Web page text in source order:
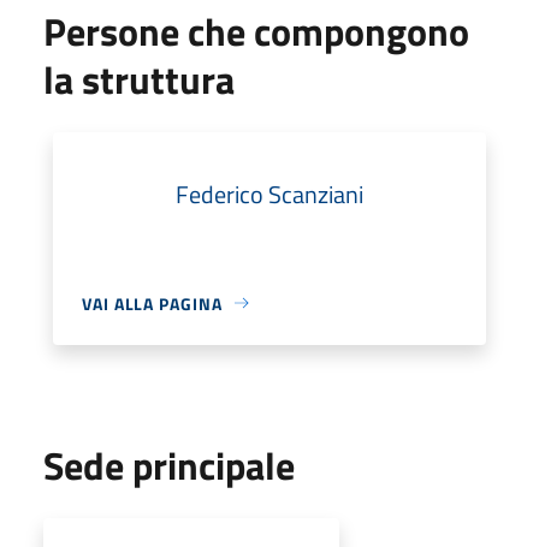
Persone che compongono
la struttura
Federico Scanziani
VAI ALLA PAGINA
Sede principale